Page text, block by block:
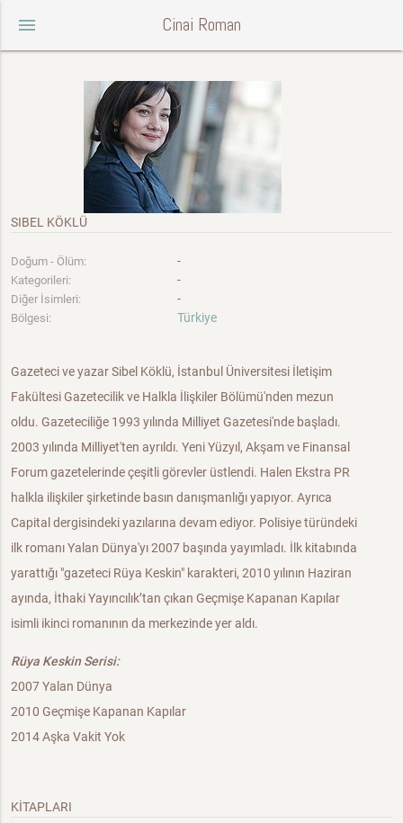
menu Cinai Roman
SIBEL KÖKLÜ
Doğum - Ölüm: -
Kategorileri: -
Diğer İsimleri: -
Bölgesi: Türkiye
Gazeteci ve yazar Sibel Köklü, İstanbul Üniversitesi İletişim
Fakültesi Gazetecilik ve Halkla İlişkiler Bölümü'nden mezun
oldu. Gazeteciliğe 1993 yılında Milliyet Gazetesi'nde başladı.
2003 yılında Milliyet'ten ayrıldı. Yeni Yüzyıl, Akşam ve Finansal
Forum gazetelerinde çeşitli görevler üstlendi. Halen Ekstra PR
halkla ilişkiler şirketinde basın danışmanlığı yapıyor. Ayrıca
Capital dergisindeki yazılarına devam ediyor. Polisiye türündeki
ilk romanı Yalan Dünya'yı 2007 başında yayımladı. İlk kitabında
yarattığı "gazeteci Rüya Keskin" karakteri, 2010 yılının Haziran
ayında, İthaki Yayıncılık’tan çıkan Geçmişe Kapanan Kapılar
isimli ikinci romanının da merkezinde yer aldı.
Rüya Keskin Serisi:
2007 Yalan Dünya
2010 Geçmişe Kapanan Kapılar
2014 Aşka Vakit Yok
KİTAPLARI